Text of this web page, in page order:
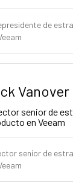
de
Vanover
senior de
en Veeam
senior de